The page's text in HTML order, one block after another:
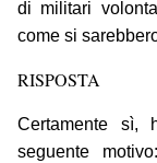
di militari
come si
RISPOSTA
Certamente sì,
seguente